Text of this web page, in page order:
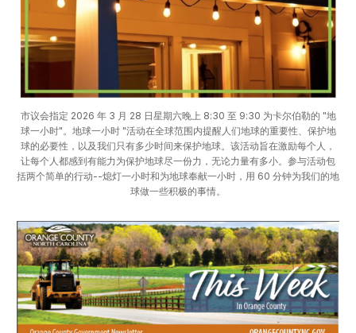
市议会指定 2026 年 3 月 28 日星期六晚上 8:30 至 9:30 为卡尔伯勒的 "地
球一小时"。地球一小时 "活动在全球范围内提醒人们地球的重要性、保护地
球的必要性，以及我们只有多少时间来保护地球。该活动旨在激励每个人，
让每个人都感到有能力为保护地球尽一份力，无论力量有多小。参与活动包
括两个简单的行动--熄灯一小时和为地球奉献一小时，用 60 分钟为我们的地
球做一些积极的事情。